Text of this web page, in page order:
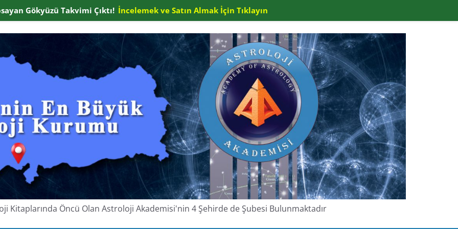
Kitaplarında Öncü Olan Astroloji Akademisi'nin 4 Şehirde de Şubesi Bulunmaktadır
Gökyüzü Takvimi Çıktı! İncelemek ve Satın Almak İçin Tıklayın